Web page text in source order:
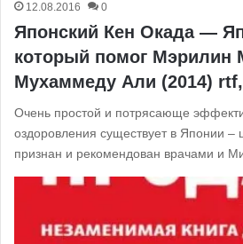
12.08.2016 0
Японский Кен Окада —
который помог Мэрилин
Мухаммеду Али (2014)
Очень простой и потрясающе
оздоровления существует в Японии –
признан и рекомендован врачами и